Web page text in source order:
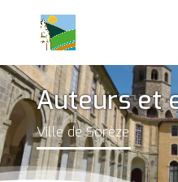
Auteurs et
Ville de Sorèze